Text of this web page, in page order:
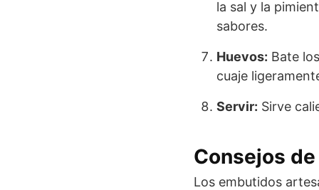
la sal y la
sabores.
Huevos: Bate
cuaje
Servir: Sirve
Consejos
Los embutidos